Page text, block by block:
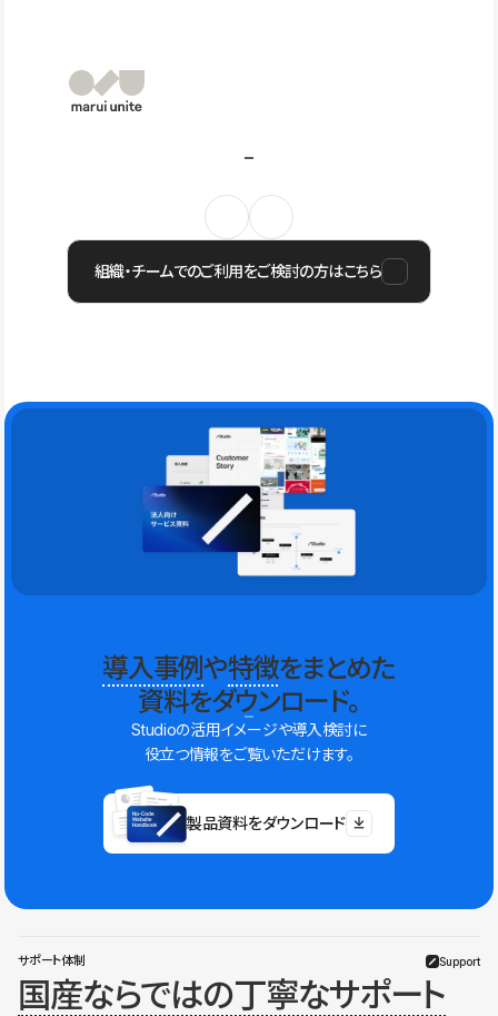
組織・チームでのご利用をご検討の方はこちら
導入事例や特徴をまとめた
資料をダウンロード。
Studioの活用イメージや導入検討に
役立つ情報をご覧いただけます。
製品資料をダウンロード
サポート体制 Support
国産ならではの丁寧なサポート